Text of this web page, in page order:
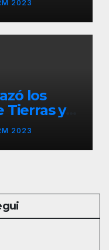
2023
los
Tierras y
el
2023